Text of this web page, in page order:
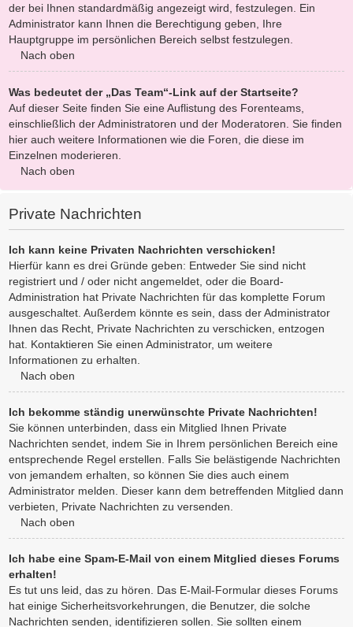
der bei Ihnen standardmäßig angezeigt wird, festzulegen. Ein
Administrator kann Ihnen die Berechtigung geben, Ihre
Hauptgruppe im persönlichen Bereich selbst festzulegen.
Nach oben
Was bedeutet der „Das Team“-Link auf der Startseite?
Auf dieser Seite finden Sie eine Auflistung des Forenteams,
einschließlich der Administratoren und der Moderatoren. Sie finden
hier auch weitere Informationen wie die Foren, die diese im
Einzelnen moderieren.
Nach oben
Private Nachrichten
Ich kann keine Privaten Nachrichten verschicken!
Hierfür kann es drei Gründe geben: Entweder Sie sind nicht
registriert und / oder nicht angemeldet, oder die Board-
Administration hat Private Nachrichten für das komplette Forum
ausgeschaltet. Außerdem könnte es sein, dass der Administrator
Ihnen das Recht, Private Nachrichten zu verschicken, entzogen
hat. Kontaktieren Sie einen Administrator, um weitere
Informationen zu erhalten.
Nach oben
Ich bekomme ständig unerwünschte Private Nachrichten!
Sie können unterbinden, dass ein Mitglied Ihnen Private
Nachrichten sendet, indem Sie in Ihrem persönlichen Bereich eine
entsprechende Regel erstellen. Falls Sie belästigende Nachrichten
von jemandem erhalten, so können Sie dies auch einem
Administrator melden. Dieser kann dem betreffenden Mitglied dann
verbieten, Private Nachrichten zu versenden.
Nach oben
Ich habe eine Spam-E-Mail von einem Mitglied dieses Forums
erhalten!
Es tut uns leid, das zu hören. Das E-Mail-Formular dieses Forums
hat einige Sicherheitsvorkehrungen, die Benutzer, die solche
Nachrichten senden, identifizieren sollen. Sie sollten einem